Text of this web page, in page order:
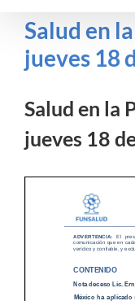
Salud en
jueves 18
Salud en la
jueves 18